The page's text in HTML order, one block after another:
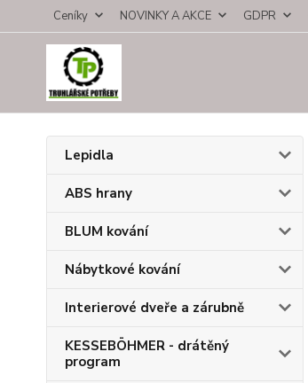
Ceníky NOVINKY A AKCE GDPR
Lepidla
ABS hrany
BLUM kování
Nábytkové kování
Interierové dveře a zárubně
KESSEBÖHMER - drátěný
program